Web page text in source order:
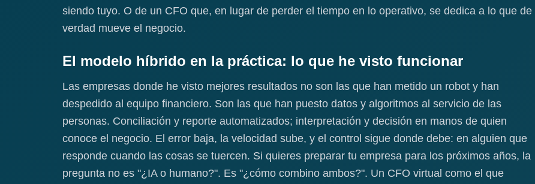
siendo tuyo. O de un CFO que, en lugar de perder el tiempo en lo operativo, se dedica a lo que de
verdad mueve el negocio.
El modelo híbrido en la práctica: lo que he visto funcionar
Las empresas donde he visto mejores resultados no son las que han metido un robot y han
despedido al equipo financiero. Son las que han puesto datos y algoritmos al servicio de las
personas. Conciliación y reporte automatizados; interpretación y decisión en manos de quien
conoce el negocio. El error baja, la velocidad sube, y el control sigue donde debe: en alguien que
responde cuando las cosas se tuercen. Si quieres preparar tu empresa para los próximos años, la
pregunta no es "¿IA o humano?". Es "¿cómo combino ambos?". Un CFO virtual como el que